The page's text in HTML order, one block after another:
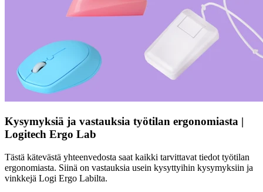
Kysymyksiä ja vastauksia työtilan ergonomiasta |
Logitech Ergo Lab
Tästä kätevästä yhteenvedosta saat kaikki tarvittavat tiedot työtilan
ergonomiasta. Siinä on vastauksia usein kysyttyihin kysymyksiin ja
vinkkejä Logi Ergo Labilta.